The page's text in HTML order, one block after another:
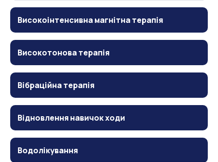
Високоінтенсивна магнітна терапія
Високотонова терапія
Вібраційна терапія
Відновлення навичок ходи
Водолікування